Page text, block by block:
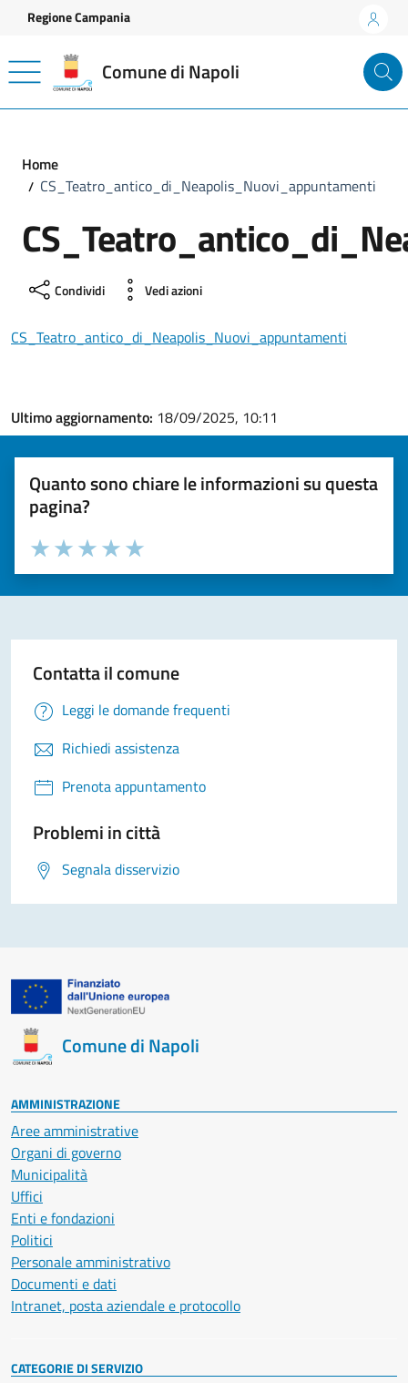
Vai ai contenuti
Vai al footer
Regione Campania
Comune di Napoli
Home
CS_Teatro_antico_di_Neapolis_Nuovi_appuntamenti
Condividi Vedi azioni
CS_Teatro_antico_di_Neapolis_Nuovi_appuntamenti
Ultimo aggiornamento: 18/09/2025, 10:11
Quanto sono chiare le informazioni su questa
pagina?
Valuta la chiarezza delle informazioni (da 1 a 5 stelle)
Seleziona il numero di stelle per valutare la chiarezza delle
Valuta 5 stelle su 5
Valuta 4 stelle su 5
Valuta 3 stelle su 5
Valuta 2 stelle su 5
Valuta 1 stelle su 5
Contatta il comune
Leggi le domande frequenti
Richiedi assistenza
Prenota appuntamento
Problemi in città
Segnala disservizio
Comune di Napoli
AMMINISTRAZIONE
Aree amministrative
Organi di governo
Municipalità
Uffici
Enti e fondazioni
Politici
Personale amministrativo
Documenti e dati
Intranet, posta aziendale e protocollo
CATEGORIE DI SERVIZIO